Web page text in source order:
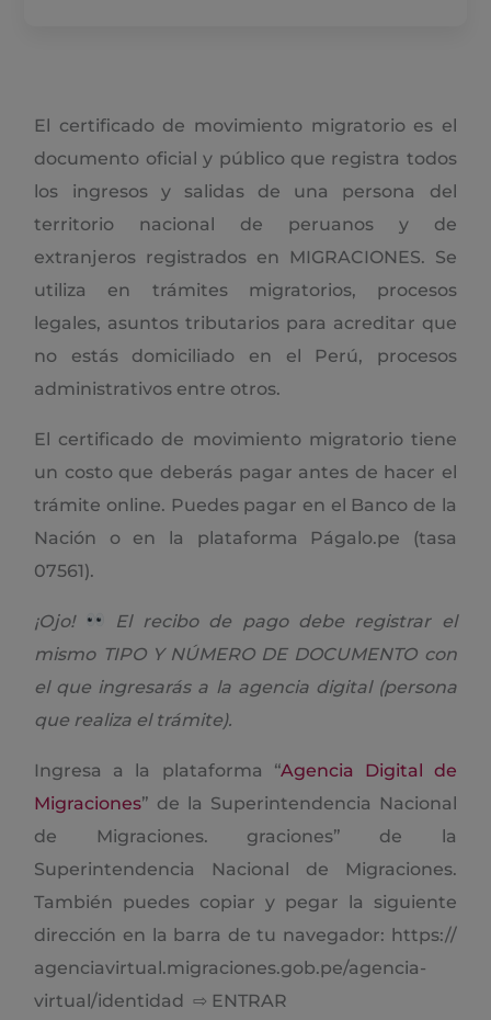
El certificado de movimiento migratorio es el
documento oficial y público que registra todos
los ingresos y salidas de una persona del
territorio nacional de peruanos y de
extranjeros registrados en MIGRACIONES. Se
utiliza en trámites migratorios, procesos
legales, asuntos tributarios para acreditar que
no estás domiciliado en el Perú, procesos
administrativos entre otros.
El certificado de movimiento migratorio tiene
un costo que deberás pagar antes de hacer el
trámite online. Puedes pagar en el Banco de la
Nación o en la plataforma Págalo.pe (tasa
07561).
¡Ojo!
El recibo de pago debe registrar el
mismo TIPO Y NÚMERO DE DOCUMENTO con
el que ingresarás a la agencia digital (persona
que realiza el trámite).
Ingresa a la plataforma “Agencia Digital de
Migraciones” de la Superintendencia Nacional
de Migraciones. graciones” de la
Superintendencia Nacional de Migraciones.
También puedes copiar y pegar la siguiente
dirección en la barra de tu navegador: https://
agenciavirtual.migraciones.gob.pe/agencia-
virtual/identidad ⇨ ENTRAR